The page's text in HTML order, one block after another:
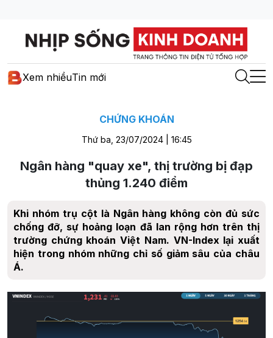
Xem nhiềuTin mới
CHỨNG KHOÁN
Thứ ba, 23/07/2024 | 16:45
Ngân hàng "quay xe", thị trường bị đạp
thủng 1.240 điểm
Khi nhóm trụ cột là Ngân hàng không còn đủ sức
chống đỡ, sự hoảng loạn đã lan rộng hơn trên thị
trường chứng khoán Việt Nam. VN-Index lại xuất
hiện trong nhóm những chỉ số giảm sâu của châu
Á.